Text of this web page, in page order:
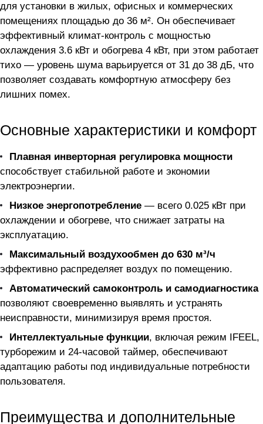
для установки в жилых, офисных и коммерческих
помещениях площадью до 36 м². Он обеспечивает
эффективный климат-контроль с мощностью
охлаждения 3.6 кВт и обогрева 4 кВт, при этом работает
тихо — уровень шума варьируется от 31 до 38 дБ, что
позволяет создавать комфортную атмосферу без
лишних помех.
Основные характеристики и комфорт
Плавная инверторная регулировка мощности
способствует стабильной работе и экономии
электроэнергии.
Низкое энергопотребление — всего 0.025 кВт при
охлаждении и обогреве, что снижает затраты на
эксплуатацию.
Максимальный воздухообмен до 630 м³/ч
эффективно распределяет воздух по помещению.
Автоматический самоконтроль и самодиагностика
позволяют своевременно выявлять и устранять
неисправности, минимизируя время простоя.
Интеллектуальные функции, включая режим IFEEL,
турборежим и 24-часовой таймер, обеспечивают
адаптацию работы под индивидуальные потребности
пользователя.
Преимущества и дополнительные